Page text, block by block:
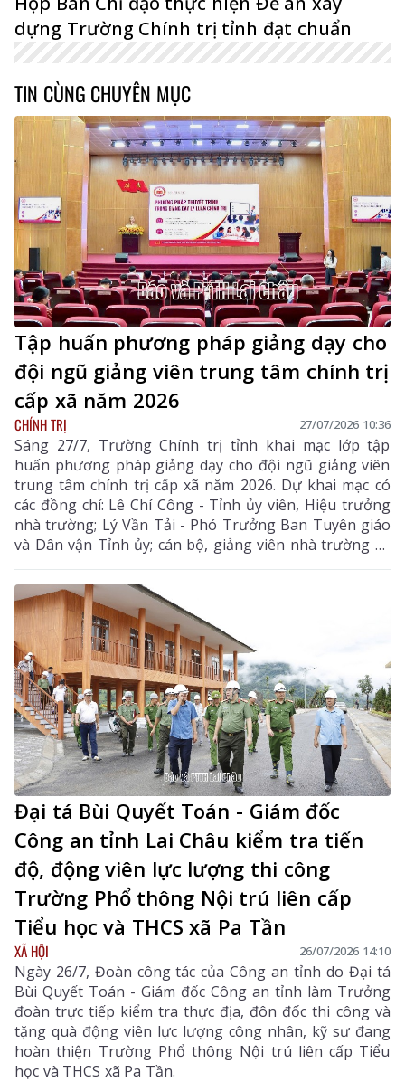
dựng Trường Chính trị tỉnh đạt chuẩn
TIN CÙNG CHUYÊN MỤC
Tập huấn phương pháp giảng dạy cho
đội ngũ giảng viên trung tâm chính trị
cấp xã năm 2026
CHÍNH TRỊ 27/07/2026 10:36
Sáng 27/7, Trường Chính trị tỉnh khai mạc lớp tập
huấn phương pháp giảng dạy cho đội ngũ giảng viên
trung tâm chính trị cấp xã năm 2026. Dự khai mạc có
các đồng chí: Lê Chí Công - Tỉnh ủy viên, Hiệu trưởng
nhà trường; Lý Vần Tải - Phó Trưởng Ban Tuyên giáo
và Dân vận Tỉnh ủy; cán bộ, giảng viên nhà trường và
46 học viên tham lớp tập huấn.
Đại tá Bùi Quyết Toán - Giám đốc
Công an tỉnh Lai Châu kiểm tra tiến
độ, động viên lực lượng thi công
Trường Phổ thông Nội trú liên cấp
Tiểu học và THCS xã Pa Tần
XÃ HỘI 26/07/2026 14:10
Ngày 26/7, Đoàn công tác của Công an tỉnh do Đại tá
Bùi Quyết Toán - Giám đốc Công an tỉnh làm Trưởng
đoàn trực tiếp kiểm tra thực địa, đôn đốc thi công và
tặng quà động viên lực lượng công nhân, kỹ sư đang
hoàn thiện Trường Phổ thông Nội trú liên cấp Tiểu
học và THCS xã Pa Tần.